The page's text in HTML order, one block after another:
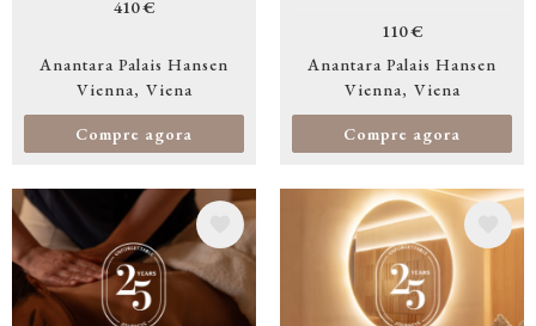
410 €
Anantara Palais Hansen
Vienna
Viena
Compre agora
110 €
Anantara Palais Hansen
Vienna
Viena
Compre agora
Imagem Imagem